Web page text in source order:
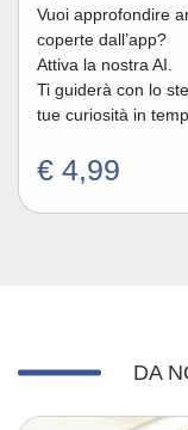
Vuoi approfondire
coperte dall’app?
Attiva la nostra AI.
Ti guiderà con lo
tue curiosità in
€ 4,99
DA